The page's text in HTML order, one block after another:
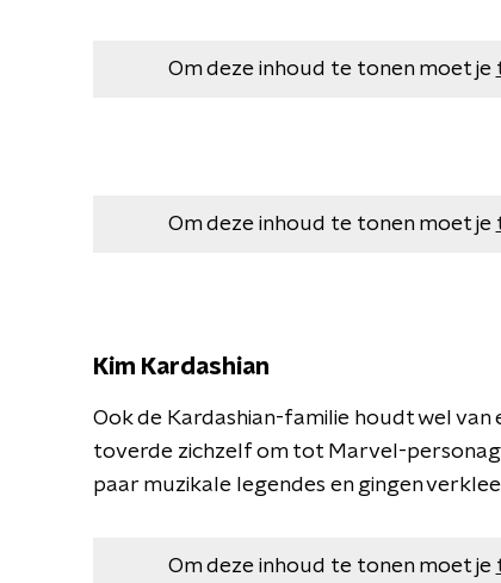
Om deze inhoud te tonen moet je
Om deze inhoud te tonen moet je
Kim Kardashian
Ook de Kardashian-familie houdt wel van
toverde zichzelf om tot Marvel-
paar muzikale legendes en gingen
Om deze inhoud te tonen moet je